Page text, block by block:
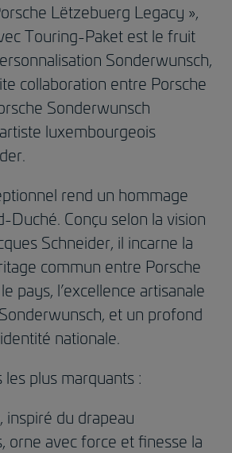
Lëtzebuerg Legacy »,
Touring-Paket est le fruit
Sonderwunsch,
collaboration entre Porsche
Sonderwunsch
luxembourgeois
rend un hommage
Duché. Conçu selon la vision
Schneider, il incarne la
commun entre Porsche
pays, l’excellence artisanale
et un profond
nationale.
les plus marquants :
inspiré du drapeau
orne avec force et finesse la